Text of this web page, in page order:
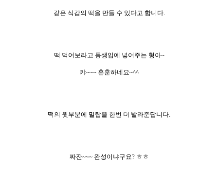
같은 식감의 떡을 만들 수 있다고 합니다.
떡 먹어보라고 동생입에 넣어주는 형아~
캬~~~ 훈훈하네요~^^
떡의 윗부분에 밀랍을 한번 더 발라준답니다.
짜잔~~~ 완성이냐구요? ㅎㅎ